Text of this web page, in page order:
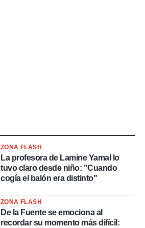
ZONA FLASH
La profesora de Lamine Yamal lo
tuvo claro desde niño: "Cuando
cogía el balón era distinto"
ZONA FLASH
De la Fuente se emociona al
recordar su momento más difícil: